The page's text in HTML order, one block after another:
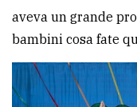
CERCA
Cerca
aveva un grande
bambini cosa fate